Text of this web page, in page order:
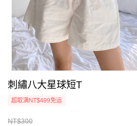
刺繡八大星球短T
超取满NT$499免运
NT$300